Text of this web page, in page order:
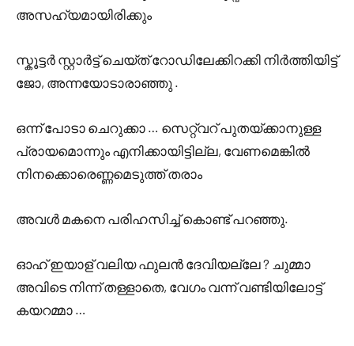
അസഹ്യമായിരിക്കും
സ്കൂട്ടർ സ്റ്റാർട്ട് ചെയ്ത് റോഡിലേക്കിറക്കി നിർത്തിയിട്ട്
ജോ, അന്നയോടാരാഞ്ഞു .
ഒന്ന് പോടാ ചെറുക്കാ … സെറ്റ്വറ് പുതയ്ക്കാനുള്ള
പ്രായമൊന്നും എനിക്കായിട്ടില്ല, വേണമെങ്കിൽ
നിനക്കൊരെണ്ണമെടുത്ത് തരാം
അവൾ മകനെ പരിഹസിച്ച് കൊണ്ട് പറഞ്ഞു.
ഓഹ് ഇയാള് വലിയ ഫുലൻ ദേവിയല്ലേ ? ചുമ്മാ
അവിടെ നിന്ന് തള്ളാതെ, വേഗം വന്ന് വണ്ടിയിലോട്ട്
കയറമ്മാ …